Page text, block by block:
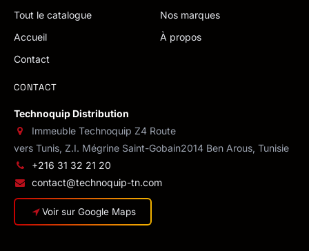
Tout le catalogue
Nos marques
Accueil
À propos
Contact
CONTACT
Technoquip Distribution
Immeuble Technoquip Z4 Route
vers Tunis, Z.I. Mégrine Saint-Gobain2014 Ben Arous, Tunisie
+216 31 32 21 20
contact@technoquip-tn.com
Voir sur Google Maps